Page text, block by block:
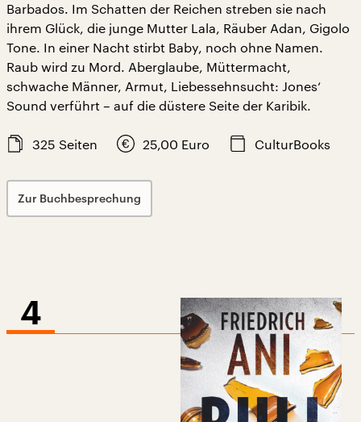
Barbados. Im Schatten der Reichen streben sie nach
ihrem Glück, die junge Mutter Lala, Räuber Adan, Gigolo
Tone. In einer Nacht stirbt Baby, noch ohne Namen.
Raub wird zu Mord. Aberglaube, Müttermacht,
schwache Männer, Armut, Liebessehnsucht: Jones‘
Sound verführt – auf die düstere Seite der Karibik.
325 Seiten 25,00 Euro CulturBooks
Zur Buchbesprechung
4